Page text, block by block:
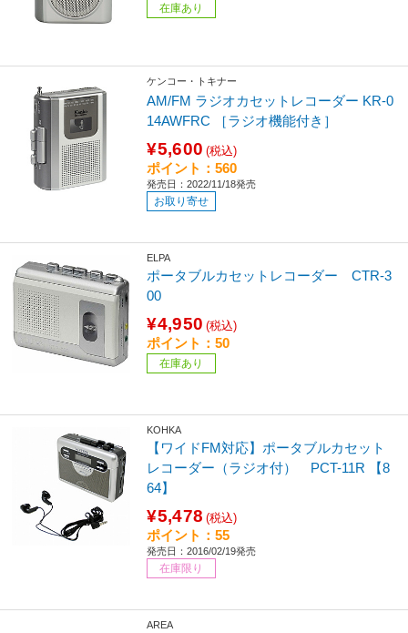
在庫あり
ケンコー・トキナー
AM/FM ラジオカセットレコーダー KR-0
14AWFRC ［ラジオ機能付き］
¥5,600 (税込)
ポイント：560
発売日：2022/11/18発売
お取り寄せ
ELPA
ポータブルカセットレコーダー CTR-3
00
¥4,950 (税込)
ポイント：50
在庫あり
KOHKA
【ワイドFM対応】ポータブルカセット
レコーダー（ラジオ付） PCT-11R 【8
64】
¥5,478 (税込)
ポイント：55
発売日：2016/02/19発売
在庫限り
AREA